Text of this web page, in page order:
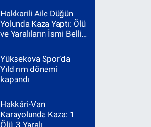
Hakkarili Aile Düğün
Yolunda Kaza Yaptı: Ölü
ve Yaralıların İsmi Belli
Yüksekova Spor’da
Yıldırım dönemi
kapandı
Hakkâri-Van
Karayolunda Kaza: 1
Ölü, 3 Yaralı